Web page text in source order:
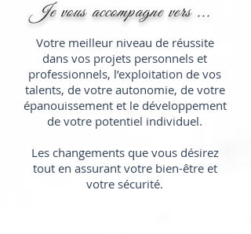
Je vous accompagne vers ...
Votre meilleur niveau de réussite
dans vos projets personnels et
professionnels, l’exploitation de vos
talents, de votre autonomie, de votre
épanouissement et le développement
de votre potentiel individuel.
Les changements que vous désirez
tout en assurant votre bien-être et
votre sécurité.